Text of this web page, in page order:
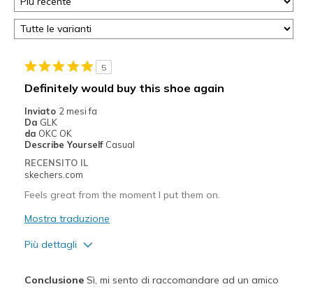
5
Definitely would buy this shoe again
Inviato 2 mesi fa
Da GLK
da OKC OK
Describe Yourself Casual
RECENSITO IL
skechers.com
Feels great from the moment I put them on.
Mostra traduzione
Più dettagli
ConclusioneSì, mi sento di raccomandare ad un amico